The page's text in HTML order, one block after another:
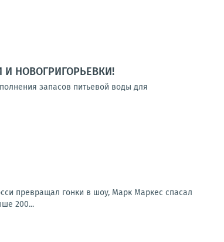
НОВОГРИГОРЬЕВКИ!
запасов питьевой воды для
превращал гонки в шоу, Марк Маркес спасал
200...